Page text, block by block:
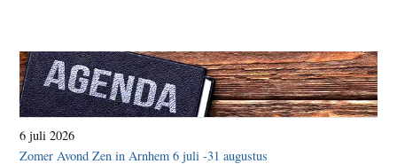
6 juli 2026
Zomer Avond Zen in Arnhem 6 juli -31 augustus